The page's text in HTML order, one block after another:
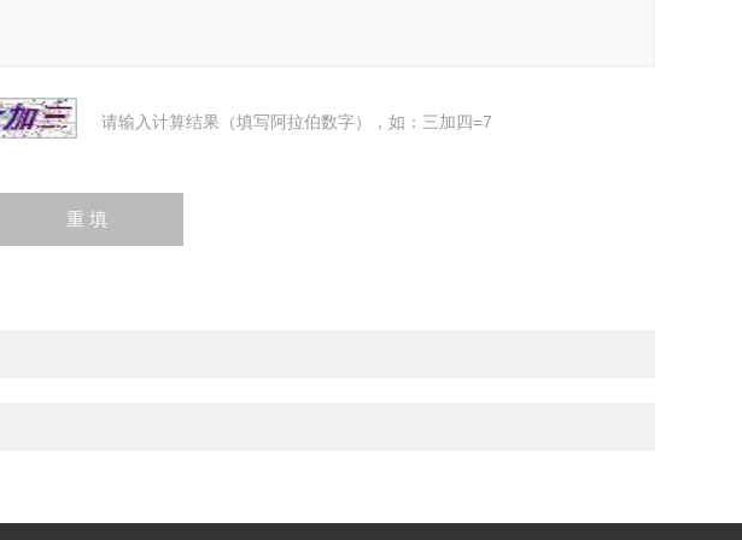
请输入计算结果（填写阿拉伯数字），如：三加四=7